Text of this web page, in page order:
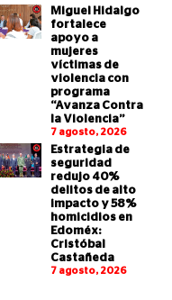
Miguel Hidalgo
fortalece
apoyo a
mujeres
víctimas de
violencia con
programa
“Avanza Contra
la Violencia”
7 agosto, 2026
Estrategia de
seguridad
redujo 40%
delitos de alto
impacto y 58%
homicidios en
Edoméx:
Cristóbal
Castañeda
7 agosto, 2026